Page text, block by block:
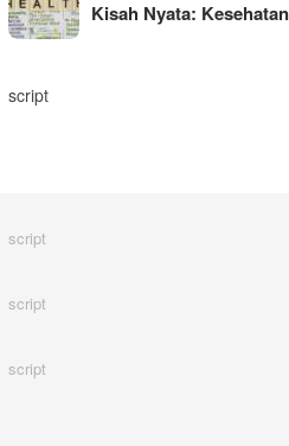
Kisah Nyata:
script
script
script
script